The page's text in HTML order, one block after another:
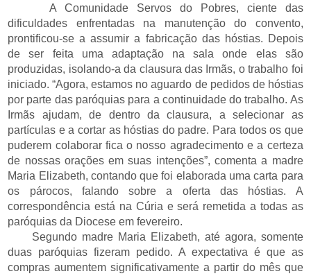
A Comunidade Servos do Pobres, ciente das
dificuldades enfrentadas na manutenção do convento,
prontificou-se a assumir a fabricação das hóstias. Depois
de ser feita uma adaptação na sala onde elas são
produzidas, isolando-a da clausura das Irmãs, o trabalho foi
iniciado. “Agora, estamos no aguardo de pedidos de hóstias
por parte das paróquias para a continuidade do trabalho. As
Irmãs ajudam, de dentro da clausura, a selecionar as
partículas e a cortar as hóstias do padre. Para todos os que
puderem colaborar fica o nosso agradecimento e a certeza
de nossas orações em suas intenções”, comenta a madre
Maria Elizabeth, contando que foi elaborada uma carta para
os párocos, falando sobre a oferta das hóstias. A
correspondência está na Cúria e será remetida a todas as
paróquias da Diocese em fevereiro.
Segundo madre Maria Elizabeth, até agora, somente
duas paróquias fizeram pedido. A expectativa é que as
compras aumentem significativamente a partir do mês que